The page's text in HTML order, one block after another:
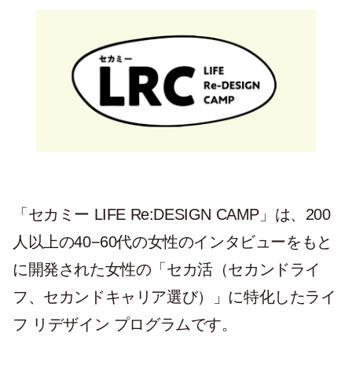
「セカミー LIFE Re:DESIGN CAMP」は、200
人以上の40−60代の女性のインタビューをもと
に開発された女性の「セカ活（セカンドライ
フ、セカンドキャリア選び）」に特化したライ
フ リデザイン プログラムです。